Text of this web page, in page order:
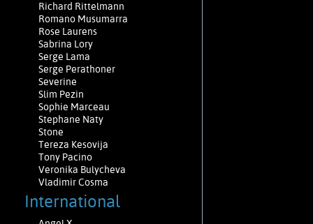
Richard Rittelmann
Romano Musumarra
Rose Laurens
Sabrina Lory
Serge Lama
Serge Perathoner
Severine
Slim Pezin
Sophie Marceau
Stephane Naty
Stone
Tereza Kesovija
Tony Pacino
Veronika Bulycheva
Vladimir Cosma
International